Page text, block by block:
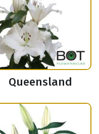
Queensland